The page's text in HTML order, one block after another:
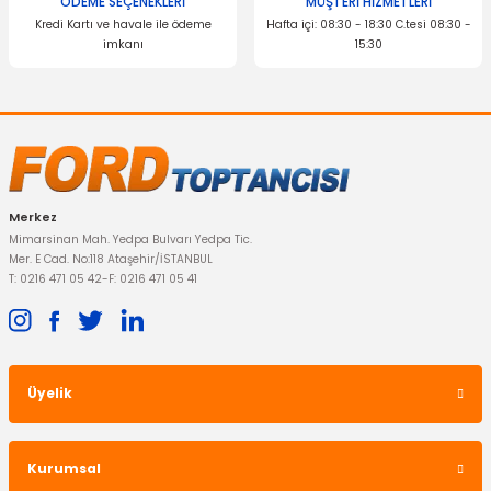
Kredi Kartı ve havale ile ödeme
imkanı
Hafta içi: 08:30 - 18:30 C.tesi 08:30 -
15:30
Merkez
Mimarsinan Mah. Yedpa Bulvarı Yedpa Tic.
Mer. E Cad. No:118 Ataşehir/İSTANBUL
T: 0216 471 05 42-F: 0216 471 05 41
Üyelik
Kurumsal